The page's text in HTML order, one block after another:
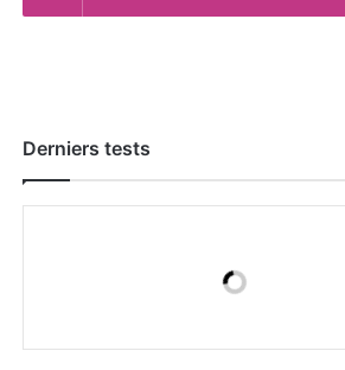
Derniers tests